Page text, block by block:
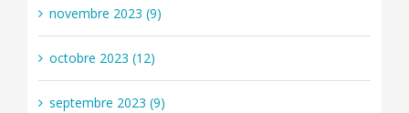
novembre 2023 (9)
octobre 2023 (12)
septembre 2023 (9)